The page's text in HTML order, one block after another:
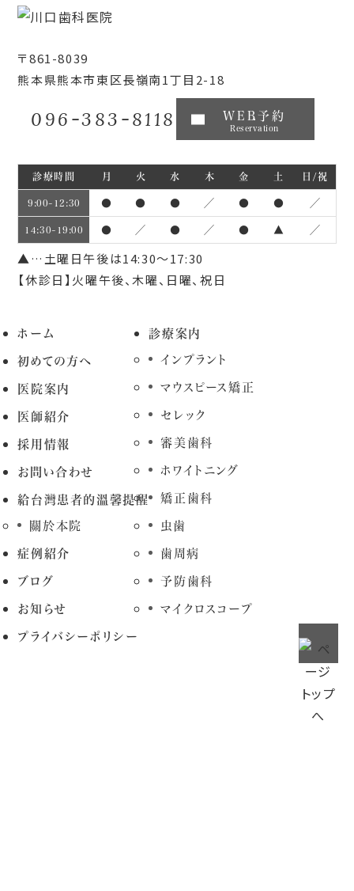
〒861-8039
熊本県熊本市東区長嶺南1丁目2-18
096-383-8118 WEB予約
Reservation
診療時間 月 火 水 木 金 土 日/祝
9:00~12:30 ● ● ● ／ ● ● ／
14:30~19:00 ● ／ ● ／ ● ▲ ／
▲…土曜日午後は14:30～17:30
【休診日】火曜午後、木曜、日曜、祝日
ホーム
初めての方へ
医院案内
医師紹介
採用情報
お問い合わせ
給台灣患者的溫馨提醒
關於本院
症例紹介
ブログ
お知らせ
プライバシーポリシー
診療案内
インプラント
マウスピース矯正
セレック
審美歯科
ホワイトニング
矯正歯科
虫歯
歯周病
予防歯科
マイクロスコープ